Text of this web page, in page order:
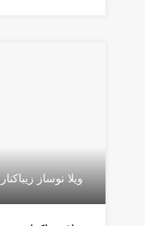
ویلا نوساز زیباکنار